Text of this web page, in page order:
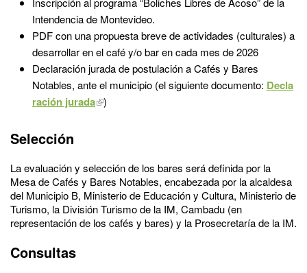
Intendencia de Montevideo.
PDF con una propuesta breve de actividades (culturales) a
desarrollar en el café y/o bar en cada mes de 2026
Declaración jurada de postulación a Cafés y Bares
Notables, ante el municipio (el siguiente documento: Decla
ración jurada )
Selección
La evaluación y selección de los bares será definida por la
Mesa de Cafés y Bares Notables, encabezada por la alcaldesa
del Municipio B, Ministerio de Educación y Cultura, Ministerio de
Turismo, la División Turismo de la IM, Cambadu (en
representación de los cafés y bares) y la Prosecretaría de la IM.
Consultas